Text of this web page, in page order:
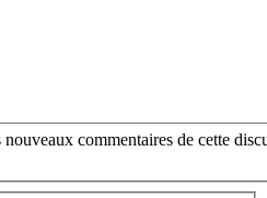
commentaires de cette